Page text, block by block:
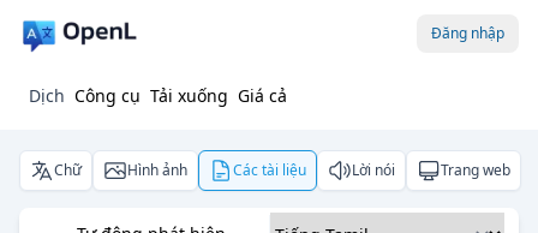
Đăng nhập
Dịch Công cụ Tải xuống Giá cả
Chữ Hình ảnh Các tài liệu Lời nói Trang web